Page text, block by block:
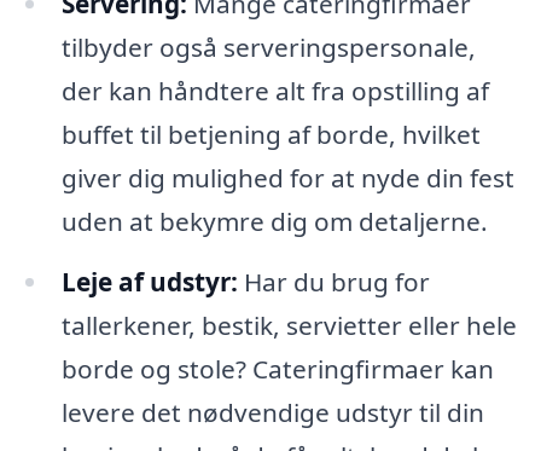
tilbyder også serveringspersonale,
der kan håndtere alt fra opstilling af
buffet til betjening af borde, hvilket
giver dig mulighed for at nyde din fest
uden at bekymre dig om detaljerne.
Leje af udstyr: Har du brug for
tallerkener, bestik, servietter eller hele
borde og stole? Cateringfirmaer kan
levere det nødvendige udstyr til din